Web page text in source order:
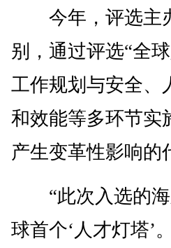
今年，评选主办
别，通过评选“全
工作规划与安全、
和效能等多环节实
产生变革性影响的
“此次入选的海
球首个‘人才灯塔’